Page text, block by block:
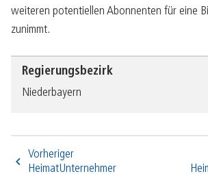
weiteren potentiellen Abonnenten für eine
zunimmt.
Regierungsbezirk
Niederbayern
Vorheriger
HeimatUnternehmer